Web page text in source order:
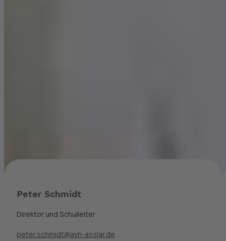
Peter Schmidt
Direktor und Schulleiter
peter.schmidt@avh-asslar.de